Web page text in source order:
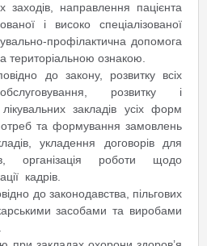
заходів, направлення пацієнта
і високо спеціалізованої
профілактична допомога
територіальною ознакою.
до закону, розвитку всіх
розвитку і
закладів усіх форм
та формування замовлень
укладення договорів для
організація роботи щодо
кадрів.
до законодавства, пільгових
засобами та виробами